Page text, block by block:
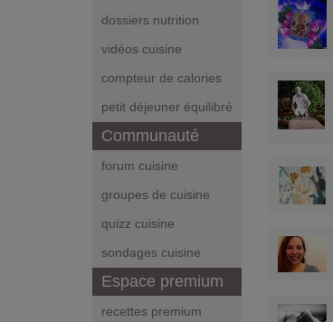
dossiers nutrition
vidéos cuisine
compteur de calories
petit déjeuner équilibré
Communauté
forum cuisine
groupes de cuisine
quizz cuisine
sondages cuisine
Espace premium
recettes premium